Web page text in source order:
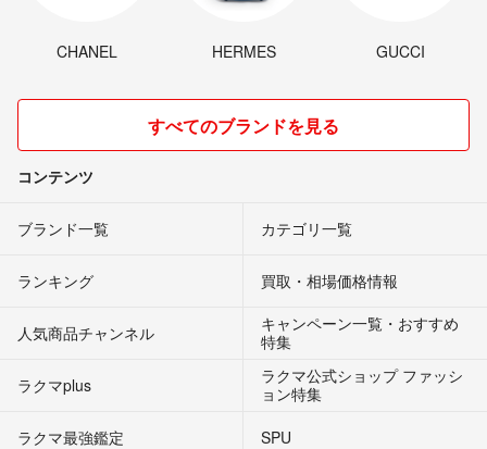
CHANEL HERMES GUCCI
すべてのブランドを見る
コンテンツ
ブランド一覧 カテゴリ一覧
ランキング 買取・相場価格情報
人気商品チャンネル
キャンペーン一覧・おすすめ
特集
ラクマplus
ラクマ公式ショップ ファッシ
ョン特集
ラクマ最強鑑定
SPU